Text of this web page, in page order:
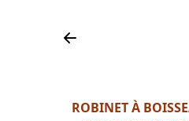
ROBINET À